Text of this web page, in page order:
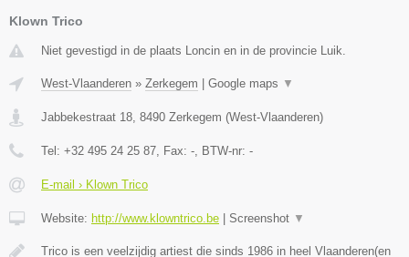
Klown Trico
Niet gevestigd in de plaats Loncin en in de provincie Luik.
West-Vlaanderen » Zerkegem Google maps ▼
Jabbekestraat 18, 8490 Zerkegem (West-Vlaanderen)
Tel: +32 495 24 25 87, Fax: -, BTW-nr: -
E-mail › Klown Trico
Website: http://www.klowntrico.be Screenshot ▼
Trico is een veelzijdig artiest die sinds 1986 in heel Vlaanderen(en